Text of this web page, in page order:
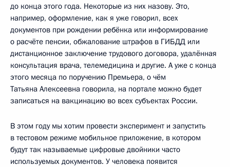
до конца этого года. Некоторые из них назову. Это,
например, оформление, как я уже говорил, всех
документов при рождении ребёнка или информирование
о расчёте пенсии, обжалование штрафов в ГИБДД или
дистанционное заключение трудового договора, удалённая
консультация врача, телемедицина и другие. А уже с конца
этого месяца по поручению Премьера, о чём
Татьяна Алексеевна говорила, на портале можно будет
записаться на вакцинацию во всех субъектах России.
В этом году мы хотим провести эксперимент и запустить
в тестовом режиме мобильное приложение, в котором
будут так называемые цифровые двойники часто
используемых документов. У человека появится